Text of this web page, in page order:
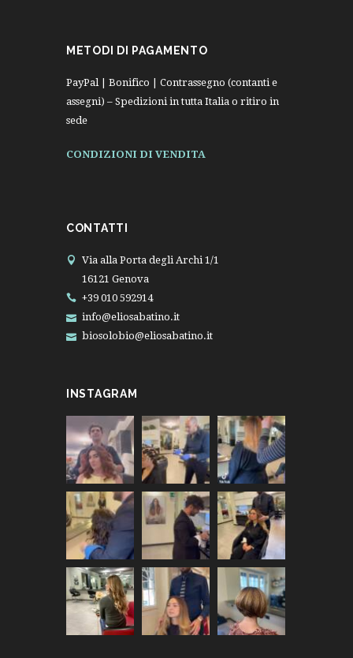
METODI DI PAGAMENTO
PayPal | Bonifico | Contrassegno (contanti e
assegni) – Spedizioni in tutta Italia o ritiro in
sede
CONDIZIONI DI VENDITA
CONTATTI
Via alla Porta degli Archi 1/1
16121 Genova
+39 010 592914
info@eliosabatino.it
biosolobio@eliosabatino.it
INSTAGRAM